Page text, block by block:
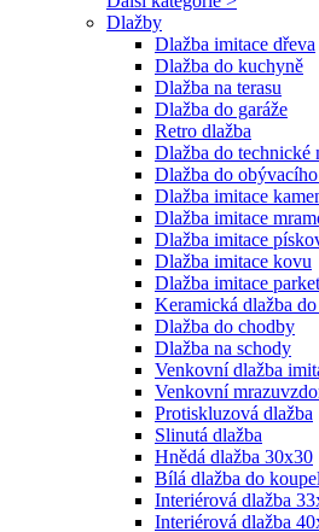
Dlažby
Dlažba imitace dřeva
Dlažba do kuchyně
Dlažba na terasu
Dlažba do garáže
Retro dlažba
Dlažba do technické
Dlažba do
Dlažba imitace
Dlažba imitace
Dlažba imitace
Dlažba imitace kovu
Dlažba imitace parket
Keramická dlažba
Dlažba do chodby
Dlažba na schody
Venkovní dlažba
Venkovní
Protiskluzová dlažba
Slinutá dlažba
Hnědá dlažba 30x30
Bílá dlažba do
Interiérová dlažba
Interiérová dlažba